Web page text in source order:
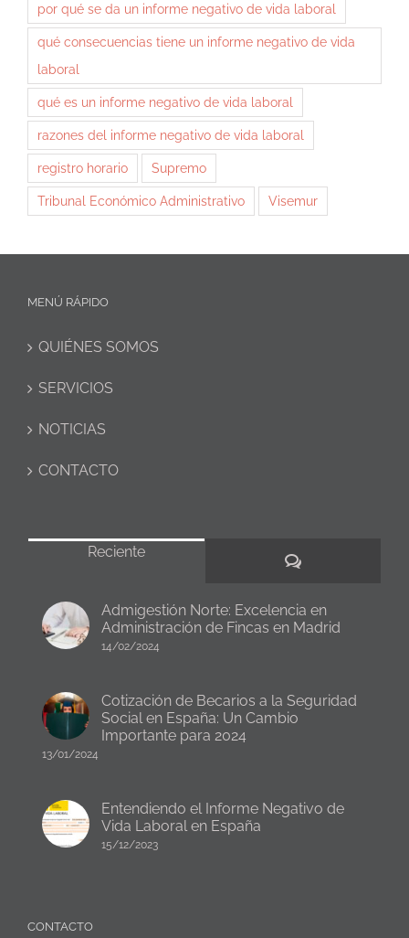
por qué se da un informe negativo de vida laboral
qué consecuencias tiene un informe negativo de vida
laboral
qué es un informe negativo de vida laboral
razones del informe negativo de vida laboral
registro horario Supremo
Tribunal Económico Administrativo Visemur
MENÚ RÁPIDO
QUIÉNES SOMOS
SERVICIOS
NOTICIAS
CONTACTO
Reciente
Comentarios
Admigestión Norte: Excelencia en
Administración de Fincas en Madrid
14/02/2024
Cotización de Becarios a la Seguridad
Social en España: Un Cambio
Importante para 2024
13/01/2024
Entendiendo el Informe Negativo de
Vida Laboral en España
15/12/2023
CONTACTO